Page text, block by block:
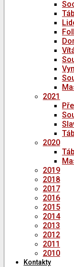
2021
2020
2019
2018
2017
2016
2015
2014
2013
2012
2011
2010
Kontakty